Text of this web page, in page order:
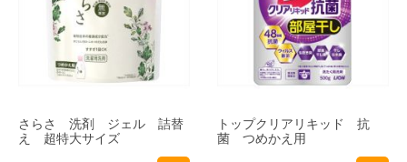
さらさ 洗剤 ジェル 詰替
え 超特大サイズ
トップクリアリキッド 抗
菌 つめかえ用